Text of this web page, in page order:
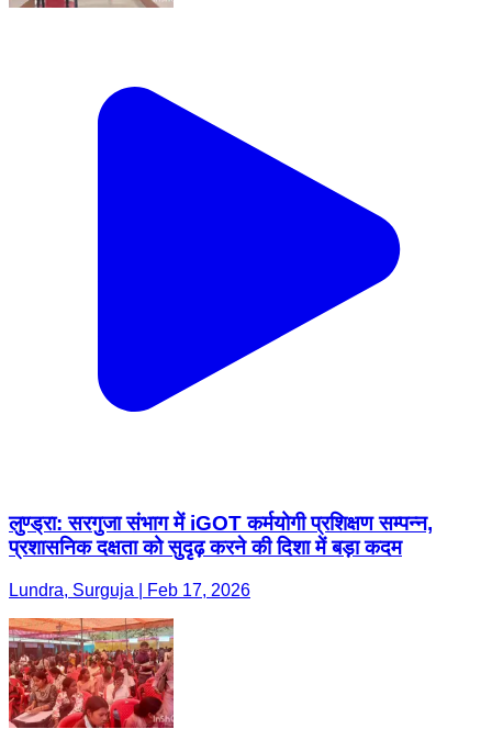
लुण्ड्रा: सरगुजा संभाग में iGOT कर्मयोगी प्रशिक्षण सम्पन्न,
प्रशासनिक दक्षता को सुदृढ़ करने की दिशा में बड़ा कदम
Lundra, Surguja | Feb 17, 2026